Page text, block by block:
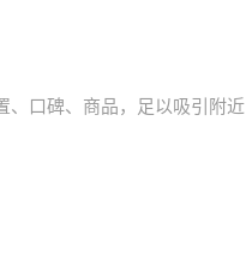
、口碑、商品，足以吸引附近